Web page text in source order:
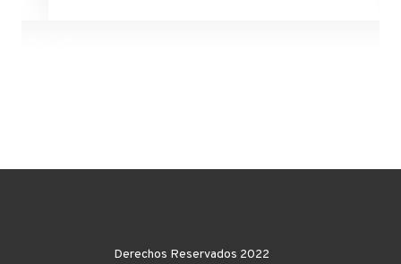
Derechos Reservados 2022